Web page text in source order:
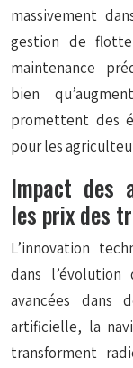
massivement
gestion de
maintenance
bien
promettent des
pour les
Impact des
les prix des
L’innovation
dans
avancées dans
artificielle, la
transforment